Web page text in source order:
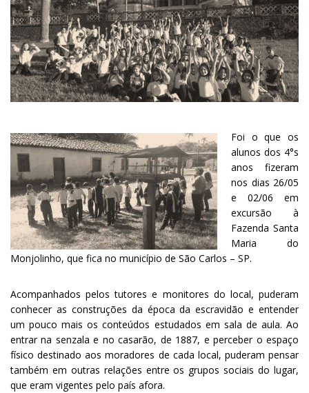
Foi o que os
alunos dos 4°s
anos fizeram
nos dias 26/05
e 02/06 em
excursão à
Fazenda Santa
Maria do
Monjolinho, que fica no município de São Carlos – SP.
Acompanhados pelos tutores e monitores do local, puderam
conhecer as construções da época da escravidão e entender
um pouco mais os conteúdos estudados em sala de aula. Ao
entrar na senzala e no casarão, de 1887, e perceber o espaço
físico destinado aos moradores de cada local, puderam pensar
também em outras relações entre os grupos sociais do lugar,
que eram vigentes pelo país afora.